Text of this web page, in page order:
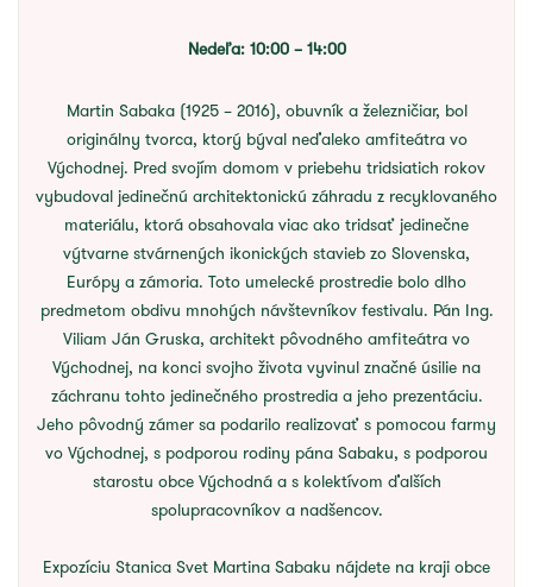
Nedeľa: 10:00 – 14:00
Martin Sabaka (1925 – 2016), obuvník a železničiar, bol
originálny tvorca, ktorý býval neďaleko amfiteátra vo
Východnej. Pred svojím domom v priebehu tridsiatich rokov
vybudoval jedinečnú architektonickú záhradu z recyklovaného
materiálu, ktorá obsahovala viac ako tridsať jedinečne
výtvarne stvárnených ikonických stavieb zo Slovenska,
Európy a zámoria. Toto umelecké prostredie bolo dlho
predmetom obdivu mnohých návštevníkov festivalu. Pán Ing.
Viliam Ján Gruska, architekt pôvodného amfiteátra vo
Východnej, na konci svojho života vyvinul značné úsilie na
záchranu tohto jedinečného prostredia a jeho prezentáciu.
Jeho pôvodný zámer sa podarilo realizovať s pomocou farmy
vo Východnej, s podporou rodiny pána Sabaku, s podporou
starostu obce Východná a s kolektívom ďalších
spolupracovníkov a nadšencov.
Expozíciu Stanica Svet Martina Sabaku nájdete na kraji obce